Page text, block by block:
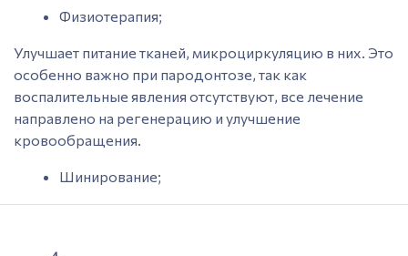
Физиотерапия;
Улучшает питание тканей, микроциркуляцию в них. Это
особенно важно при пародонтозе, так как
воспалительные явления отсутствуют, все лечение
направлено на регенерацию и улучшение
кровообращения.
Шинирование;